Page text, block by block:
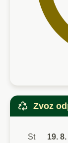
Zvoz
St 19. 8.